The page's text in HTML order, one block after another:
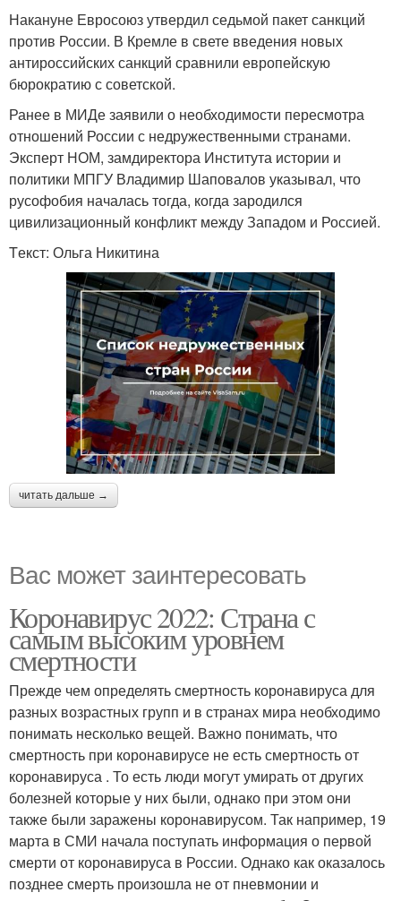
Накануне Евросоюз утвердил седьмой пакет санкций
против России. В Кремле в свете введения новых
антироссийских санкций сравнили европейскую
бюрократию с советской.
Ранее в МИДе заявили о необходимости пересмотра
отношений России с недружественными странами.
Эксперт НОМ, замдиректора Института истории и
политики МПГУ Владимир Шаповалов указывал, что
русофобия началась тогда, когда зародился
цивилизационный конфликт между Западом и Россией.
Tекст: Ольга Никитина
читать дальше →
Вас может заинтересовать
Коронавирус 2022: Страна с
самым высоким уровнем
смертности
Прежде чем определять смертность коронавируса для
разных возрастных групп и в странах мира необходимо
понимать несколько вещей. Важно понимать, что
смертность при коронавирусе не есть смертность от
коронавируса . То есть люди могут умирать от других
болезней которые у них были, однако при этом они
также были заражены коронавирусом. Так например, 19
марта в СМИ начала поступать информация о первой
смерти от коронавируса в России. Однако как оказалось
позднее смерть произошла не от пневмонии и